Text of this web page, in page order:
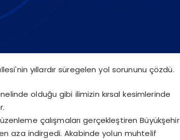
yıllardır süregelen yol sorununu çözdü.
olduğu gibi ilimizin kırsal kesimlerinde
çalışmaları gerçekleştiren Büyükşehir
aza indirgedi. Akabinde yolun muhtelif